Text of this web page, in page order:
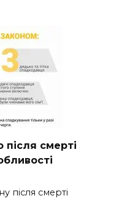
смерті
після смерті